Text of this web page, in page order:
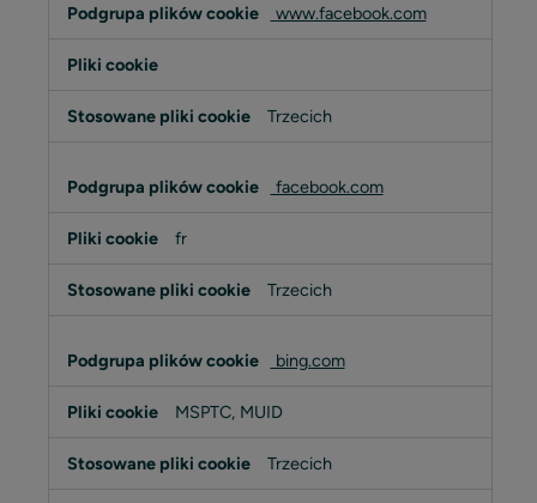
www.facebook.com
Trzecich
facebook.com
fr
Trzecich
bing.com
MSPTC, MUID
Trzecich